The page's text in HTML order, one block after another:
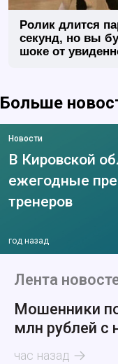
Ролик длится
секунд, но вы
шоке от
Больше
Новости
В Кировской
ежегодные
тренеров
год назад
Лента
Мошенники
млн рублей с
час назад